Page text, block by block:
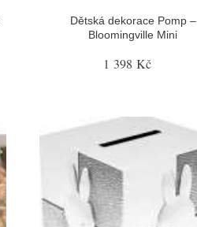
Dětská dekorace Pomp –
Bloomingville Mini
1 398 Kč